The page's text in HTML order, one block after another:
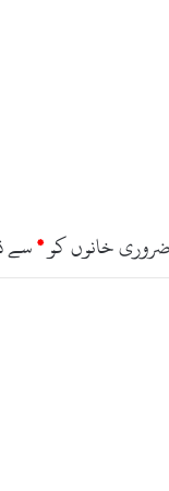
ضروری خانوں کو*سے